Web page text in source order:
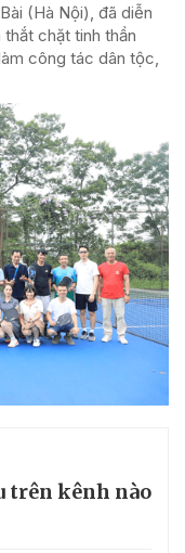
(Hà Nội), đã diễn
thắt chặt tinh thần
công tác dân tộc,
trên kênh nào